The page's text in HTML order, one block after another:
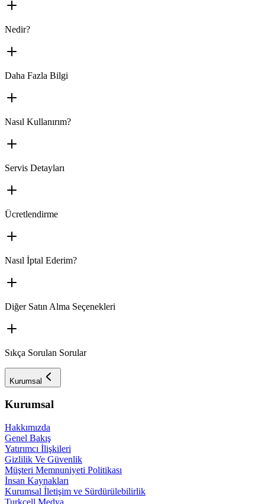
Nedir?
Daha Fazla Bilgi
Nasıl Kullanırım?
Servis Detayları
Ücretlendirme
Nasıl İptal Ederim?
Diğer Satın Alma Seçenekleri
Sıkça Sorulan Sorular
Kurumsal
Kurumsal
Hakkımızda
Genel Bakış
Yatırımcı İlişkileri
Gizlilik Ve Güvenlik
Müşteri Memnuniyeti Politikası
İnsan Kaynakları
Kurumsal İletişim ve Sürdürülebilirlik